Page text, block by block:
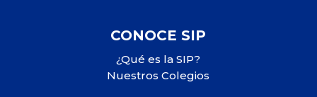
CONOCE SIP
¿Qué es la SIP?
Nuestros Colegios